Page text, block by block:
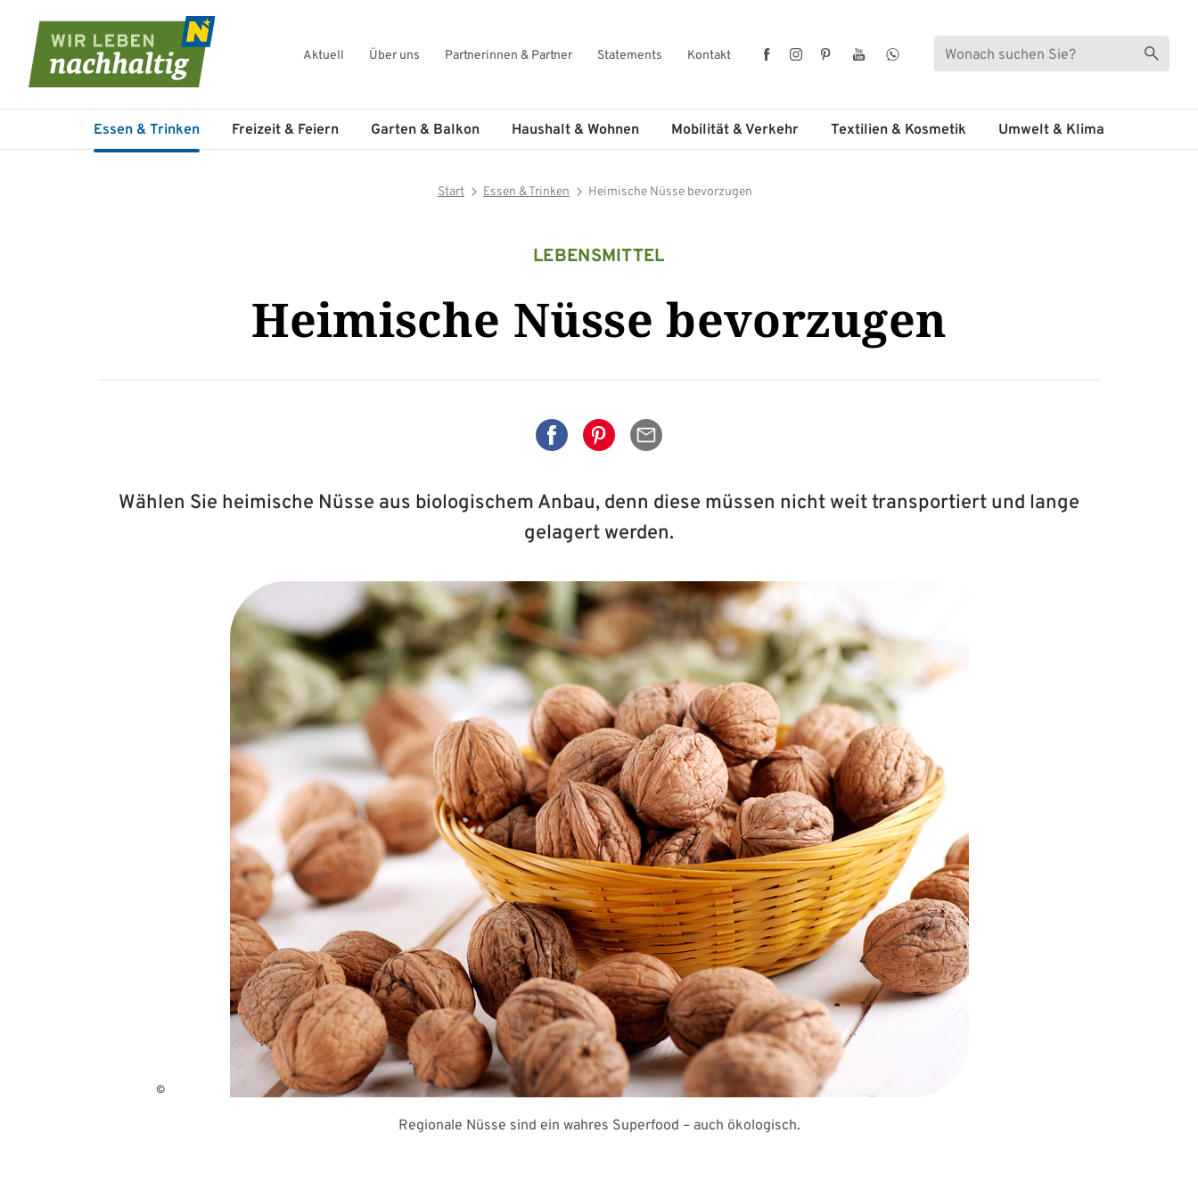
Aktuell Über uns Partnerinnen & Partner Statements Kontakt Facebook
Instagram
Pinterest
YouTubeWhatsApp
Suche Suche
Navigation überspringen
Essen & Trinken Freizeit & Feiern Garten & Balkon Haushalt & Wohnen Mobilität & Verkehr Textilien & Kosmetik Umwelt & Klima
Start Essen & Trinken Heimische Nüsse bevorzugen
LEBENSMITTEL
Heimische Nüsse bevorzugen
Auf Facebook teilen
Auf Pinterest teilen
Per Mail senden
Wählen Sie heimische Nüsse aus biologischem Anbau, denn diese müssen nicht weit transportiert und lange
gelagert werden.
©
Regionale Nüsse sind ein wahres Superfood – auch ökologisch.